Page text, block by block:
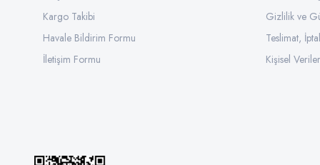
Kargo Takibi
Havale Bildirim Formu
İletişim Formu
Gizlilik ve
Teslimat,
Kişisel